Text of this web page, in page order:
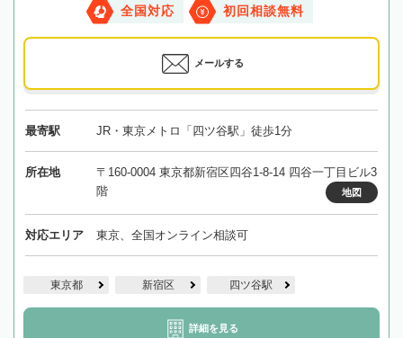
全国対応 初回相談無料
メールする
最寄駅 JR・東京メトロ「四ツ谷駅」徒歩1分
所在地
〒160-0004 東京都新宿区四谷1-8-14 四谷一丁目ビル3
階
地図
対応エリア 東京、全国オンライン相談可
東京都 新宿区 四ツ谷駅
詳細を見る